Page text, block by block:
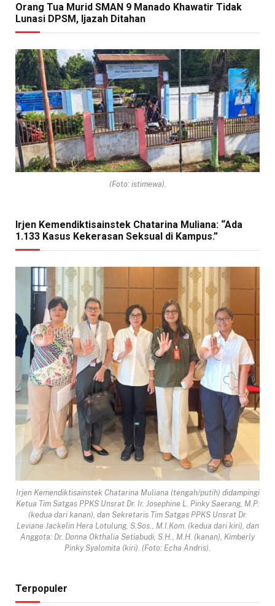
Orang Tua Murid SMAN 9 Manado Khawatir Tidak
Lunasi DPSM, Ijazah Ditahan
(Foto: istimewa).
Irjen Kemendiktisainstek Chatarina Muliana: “Ada
1.133 Kasus Kekerasan Seksual di Kampus.”
Irjen Kemendiktisainstek Chatarina Muliana (tengah/putih) didampingi
Ketua Tim Satgas PPKS Unsrat Dr. Ir. Josephine L. Pinky Saerang, M.P.
(kedua dari kanan), dan Sekretaris Tim Satgas PPKS Unsrat Dr.
Leviane Jackelin Hera Lotulung, S.Sos., M.I.Kom. (kedua dari kiri), dan
Anggota: Dr. Donna Okthalia Setiabudi, S.H., M.H. (kanan), Kimberly
Pinky Syalomita (kiri). (Foto: Echa Andris).
Terpopuler